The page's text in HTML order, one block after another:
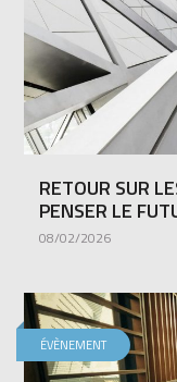
RETOUR SUR
PENSER LE
08/02/2026
ÉVÈNEMENT